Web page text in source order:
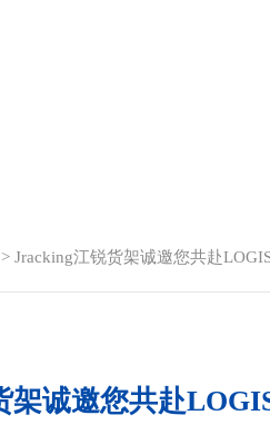
> Jracking江锐货架诚邀您共赴
架诚邀您共赴